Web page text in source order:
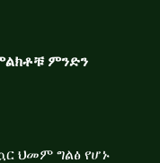
ምንድን
ህመም ግልፅ የሆኑ